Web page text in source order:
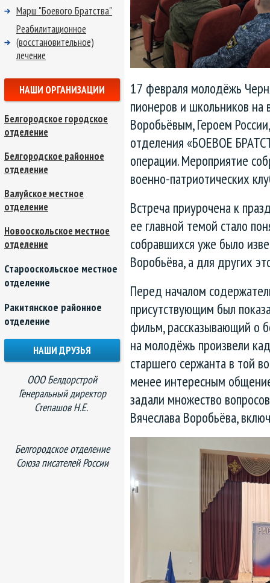
17 февраля молодёжь
пионеров и школьников на
Воробьёвым, Героем
отделения «БОЕВОЕ
операции. Мероприятие
военно-патриотических
Встреча приурочена к
ее главной темой стало
собравшихся уже было
Воробьёва, а для других
Перед началом
присутствующим был
фильм, рассказывающий о
на молодёжь произвели
старшего сержанта в той
менее интересным
задали множество
Вячеслава Воробьёва,
Марш "Боевого Братства"
Реабилитационное
(восстановительное)
лечение
НАШИ ОРГАНИЗАЦИИ
Белгородское городское
отделение
Белгородское районное
отделение
Валуйское местное
отделение
Новооскольское местное
отделение
Старооскольское местное
отделение
Ракитянское районное
отделение
НАШИ ДРУЗЬЯ
ООО Белдорстрой
Генеральный директор
Степашов Н.Е.
Белгородское отделение
Союза писателей России